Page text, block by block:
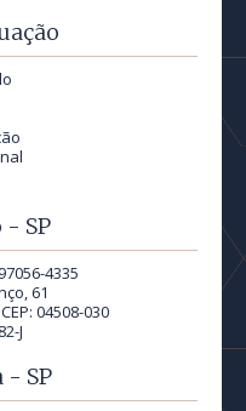
- SP
4335
61
04508-030
J
- SP